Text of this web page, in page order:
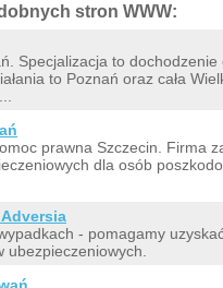
stron WWW:
Specjalizacja to
to Poznań oraz cała
prawna Szczecin. Firma
dla osób
- pomagamy